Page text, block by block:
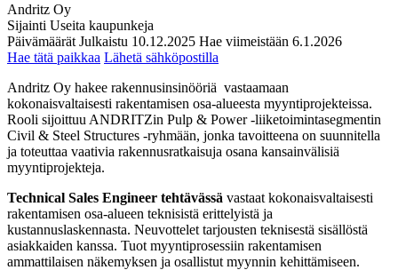
Andritz Oy
Sijainti Useita kaupunkeja
Päivämäärät Julkaistu 10.12.2025 Hae viimeistään 6.1.2026
Hae tätä paikkaa Lähetä sähköpostilla
Andritz Oy hakee rakennusinsinööriä vastaamaan
kokonaisvaltaisesti rakentamisen osa-alueesta myyntiprojekteissa.
Rooli sijoittuu ANDRITZin Pulp & Power -liiketoimintasegmentin
Civil & Steel Structures -ryhmään, jonka tavoitteena on suunnitella
ja toteuttaa vaativia rakennusratkaisuja osana kansainvälisiä
myyntiprojekteja.
Technical Sales Engineer tehtävässä vastaat kokonaisvaltaisesti
rakentamisen osa-alueen teknisistä erittelyistä ja
kustannuslaskennasta. Neuvottelet tarjousten teknisestä sisällöstä
asiakkaiden kanssa. Tuot myyntiprosessiin rakentamisen
ammattilaisen näkemyksen ja osallistut myynnin kehittämiseen.